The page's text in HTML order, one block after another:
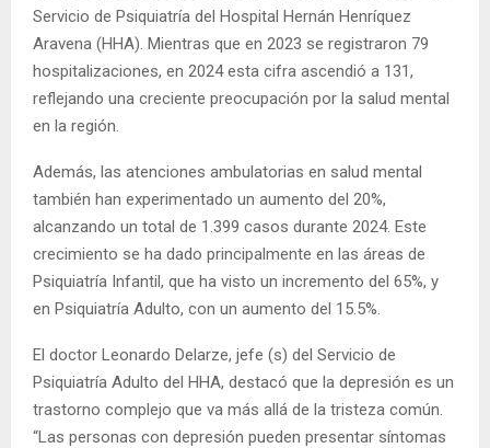
Servicio de Psiquiatría del Hospital Hernán Henríquez
Aravena (HHA). Mientras que en 2023 se registraron 79
hospitalizaciones, en 2024 esta cifra ascendió a 131,
reflejando una creciente preocupación por la salud mental
en la región.
Además, las atenciones ambulatorias en salud mental
también han experimentado un aumento del 20%,
alcanzando un total de 1.399 casos durante 2024. Este
crecimiento se ha dado principalmente en las áreas de
Psiquiatría Infantil, que ha visto un incremento del 65%, y
en Psiquiatría Adulto, con un aumento del 15.5%.
El doctor Leonardo Delarze, jefe (s) del Servicio de
Psiquiatría Adulto del HHA, destacó que la depresión es un
trastorno complejo que va más allá de la tristeza común.
“Las personas con depresión pueden presentar síntomas